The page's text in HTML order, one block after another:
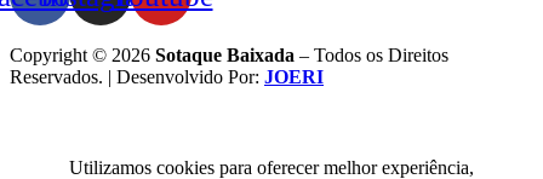
Copyright © 2026 Sotaque Baixada – Todos os Direitos
Reservados. | Desenvolvido Por: JOERI
Utilizamos cookies para oferecer melhor experiência,